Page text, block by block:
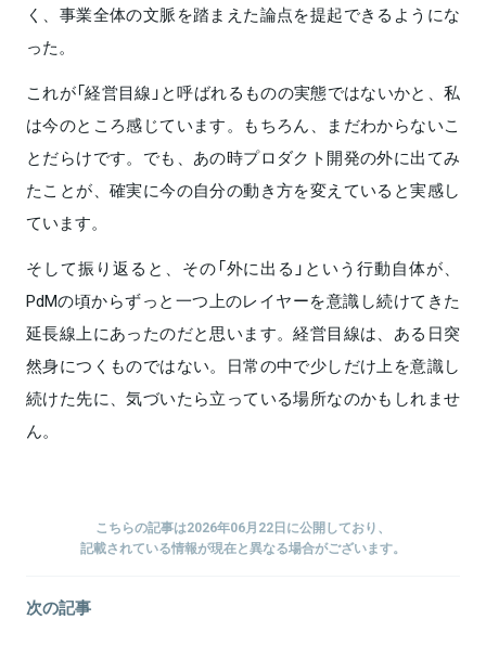
く、事業全体の文脈を踏まえた論点を提起できるようにな
った。
これが「経営目線」と呼ばれるものの実態ではないかと、私
は今のところ感じています。もちろん、まだわからないこ
とだらけです。でも、あの時プロダクト開発の外に出てみ
たことが、確実に今の自分の動き方を変えていると実感し
ています。
そして振り返ると、その「外に出る」という行動自体が、
PdMの頃からずっと一つ上のレイヤーを意識し続けてきた
延長線上にあったのだと思います。経営目線は、ある日突
然身につくものではない。日常の中で少しだけ上を意識し
続けた先に、気づいたら立っている場所なのかもしれませ
ん。
こちらの記事は2026年06月22日に公開しており、
記載されている情報が現在と異なる場合がございます。
次の記事